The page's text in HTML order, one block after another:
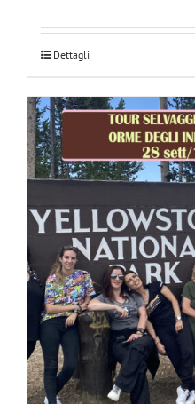
Dettagli